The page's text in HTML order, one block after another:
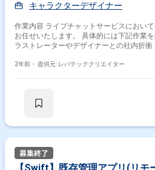
キャラクターデザイナー
作業内容 ライブチャットサービスにおい
お任せいたします。 具体的には下記作業を想定し
ラストレーターやデザイナーとの社内折衝
アダルトコンテンツが含まれます
2年前・ 提供元: レバテッククリエイター